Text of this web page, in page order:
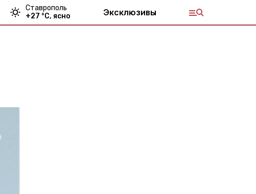
Ставрополь
+27 °С, ясно Эксклюзивы